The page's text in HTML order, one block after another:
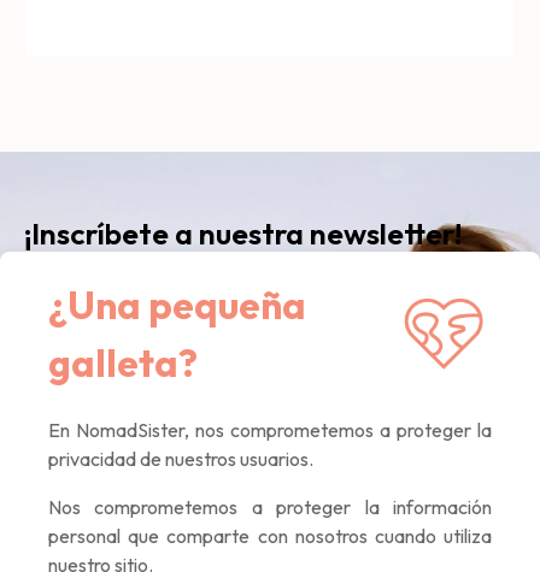
¿Una pequeña
galleta?
En NomadSister, nos comprometemos a proteger la
privacidad de nuestros usuarios.
Nos comprometemos a proteger la información
personal que comparte con nosotros cuando utiliza
nuestro sitio.
¡Inscríbete a nuestra newsletter!
Recibe nuestra newslettermensual
con nuestras
últimas noticias, artículos inspiradores y ofertas
exclusivas. Sólo contenido de calidad, lo
are a
human,